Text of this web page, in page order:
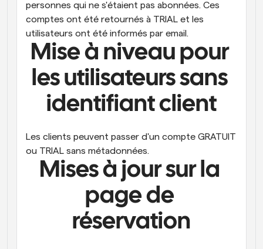
personnes qui ne s'étaient pas abonnées. Ces
comptes ont été retournés à TRIAL et les
utilisateurs ont été informés par email.
Mise à niveau pour
les utilisateurs sans
identifiant client
Les clients peuvent passer d'un compte GRATUIT
ou TRIAL sans métadonnées.
Mises à jour sur la
page de
réservation